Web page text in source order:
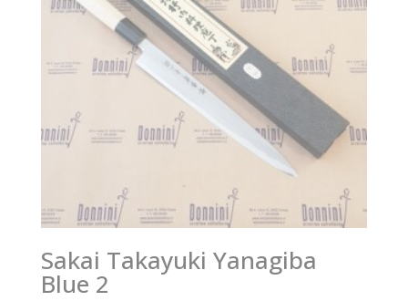
Sakai Takayuki Yanagiba
Blue 2